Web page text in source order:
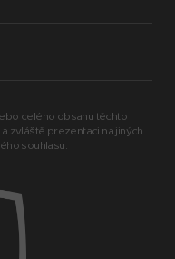
celého obsahu těchto
zvláště prezentaci na jiných
souhlasu.